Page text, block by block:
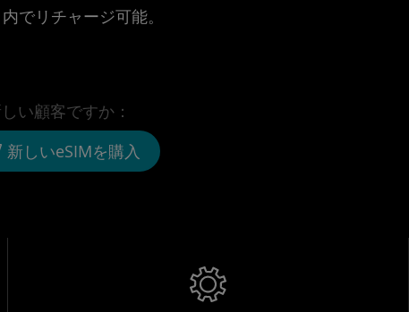
でリチャージ可能。
い顧客ですか：
新しいeSIMを購入